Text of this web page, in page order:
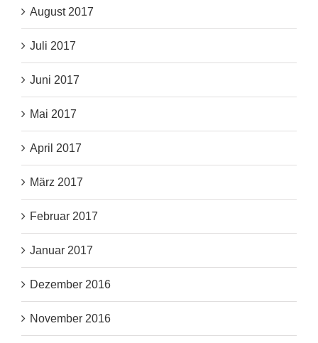
August 2017
Juli 2017
Juni 2017
Mai 2017
April 2017
März 2017
Februar 2017
Januar 2017
Dezember 2016
November 2016